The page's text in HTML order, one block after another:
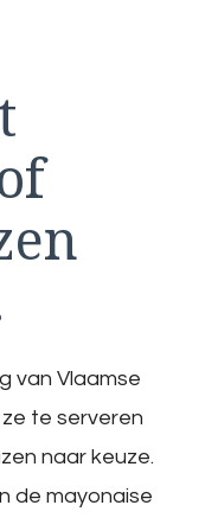
van Vlaamse
te serveren
naar keuze.
de mayonaise